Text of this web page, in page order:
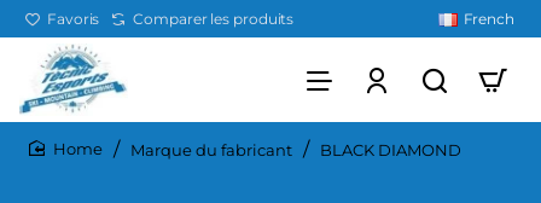
Favoris Comparer les produits French
Marque du fabricant BLACK DIAMOND